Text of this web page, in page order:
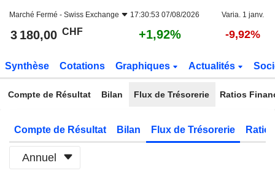
Marché Fermé - Swiss Exchange 17:30:53 07/08/2026 Varia. 1 janv.
3 180,00 CHF +1,92% -9,92%
Synthèse Cotations Graphiques Actualités
Compte de Résultat Bilan Flux de Trésorerie Ratios
Compte de Résultat Bilan Flux de Trésorerie
Annuel